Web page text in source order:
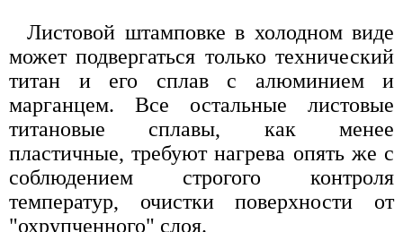
Листовой штамповке в холодном виде
может подвергаться только технический
титан и его сплав с алюминием и
марганцем. Все остальные листовые
титановые сплавы, как менее
пластичные, требуют нагрева опять же с
соблюдением строгого контроля
температур, очистки поверхности от
"охрупченного" слоя.